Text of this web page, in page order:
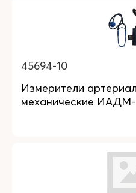
45694-10
Измерители
механические